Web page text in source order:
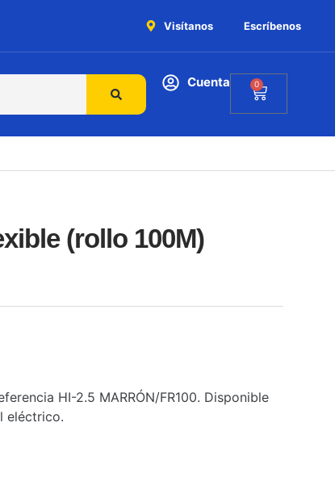
Visítanos Escríbenos
Cuenta 0
(rollo 100M)
HI-2.5 MARRÓN/FR100. Disponible
eléctrico.